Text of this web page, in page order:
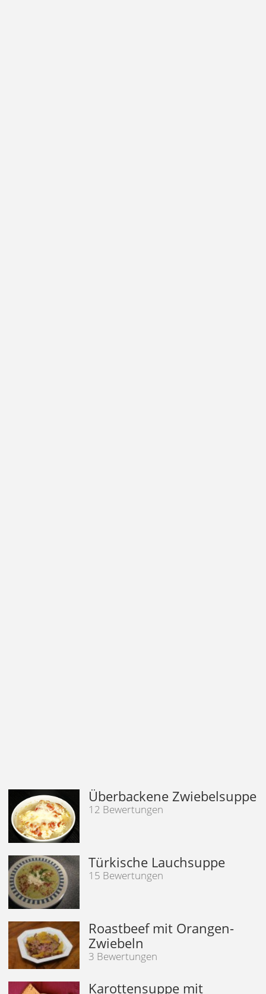
Überbackene Zwiebelsuppe
12 Bewertungen
Türkische Lauchsuppe
15 Bewertungen
Roastbeef mit Orangen-
Zwiebeln
3 Bewertungen
Karottensuppe mit